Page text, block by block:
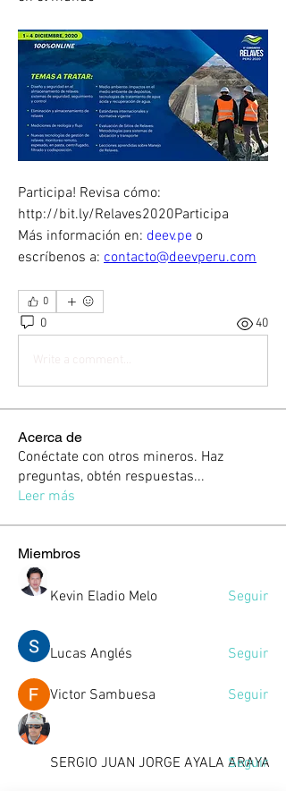
http://bit.ly/Relaves2020Participa
Más información en: deev.pe o
escríbenos a: contacto@deevperu.com
0
0 40
Write a comment...
Acerca de
Conéctate con otros mineros. Haz
preguntas, obtén respuestas...
Leer más
Miembros
Kevin Eladio Melo Seguir
Lucas Anglés Seguir
Victor Sambuesa Seguir
SERGIO JUAN JORGE AYALA ARAYA
Seguir